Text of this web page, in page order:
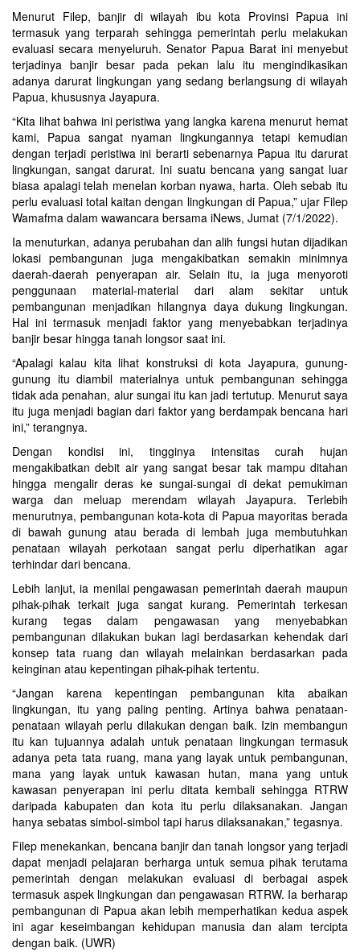
Menurut Filep, banjir di wilayah ibu kota Provinsi Papua ini
termasuk yang terparah sehingga pemerintah perlu melakukan
evaluasi secara menyeluruh. Senator Papua Barat ini menyebut
terjadinya banjir besar pada pekan lalu itu mengindikasikan
adanya darurat lingkungan yang sedang berlangsung di wilayah
Papua, khususnya Jayapura.
“Kita lihat bahwa ini peristiwa yang langka karena menurut hemat
kami, Papua sangat nyaman lingkungannya tetapi kemudian
dengan terjadi peristiwa ini berarti sebenarnya Papua itu darurat
lingkungan, sangat darurat. Ini suatu bencana yang sangat luar
biasa apalagi telah menelan korban nyawa, harta. Oleh sebab itu
perlu evaluasi total kaitan dengan lingkungan di Papua,” ujar Filep
Wamafma dalam wawancara bersama iNews, Jumat (7/1/2022).
Ia menuturkan, adanya perubahan dan alih fungsi hutan dijadikan
lokasi pembangunan juga mengakibatkan semakin minimnya
daerah-daerah penyerapan air. Selain itu, ia juga menyoroti
penggunaan material-material dari alam sekitar untuk
pembangunan menjadikan hilangnya daya dukung lingkungan.
Hal ini termasuk menjadi faktor yang menyebabkan terjadinya
banjir besar hingga tanah longsor saat ini.
“Apalagi kalau kita lihat konstruksi di kota Jayapura, gunung-
gunung itu diambil materialnya untuk pembangunan sehingga
tidak ada penahan, alur sungai itu kan jadi tertutup. Menurut saya
itu juga menjadi bagian dari faktor yang berdampak bencana hari
ini,” terangnya.
Dengan kondisi ini, tingginya intensitas curah hujan
mengakibatkan debit air yang sangat besar tak mampu ditahan
hingga mengalir deras ke sungai-sungai di dekat pemukiman
warga dan meluap merendam wilayah Jayapura. Terlebih
menurutnya, pembangunan kota-kota di Papua mayoritas berada
di bawah gunung atau berada di lembah juga membutuhkan
penataan wilayah perkotaan sangat perlu diperhatikan agar
terhindar dari bencana.
Lebih lanjut, ia menilai pengawasan pemerintah daerah maupun
pihak-pihak terkait juga sangat kurang. Pemerintah terkesan
kurang tegas dalam pengawasan yang menyebabkan
pembangunan dilakukan bukan lagi berdasarkan kehendak dari
konsep tata ruang dan wilayah melainkan berdasarkan pada
keinginan atau kepentingan pihak-pihak tertentu.
“Jangan karena kepentingan pembangunan kita abaikan
lingkungan, itu yang paling penting. Artinya bahwa penataan-
penataan wilayah perlu dilakukan dengan baik. Izin membangun
itu kan tujuannya adalah untuk penataan lingkungan termasuk
adanya peta tata ruang, mana yang layak untuk pembangunan,
mana yang layak untuk kawasan hutan, mana yang untuk
kawasan penyerapan ini perlu ditata kembali sehingga RTRW
daripada kabupaten dan kota itu perlu dilaksanakan. Jangan
hanya sebatas simbol-simbol tapi harus dilaksanakan,” tegasnya.
Filep menekankan, bencana banjir dan tanah longsor yang terjadi
dapat menjadi pelajaran berharga untuk semua pihak terutama
pemerintah dengan melakukan evaluasi di berbagai aspek
termasuk aspek lingkungan dan pengawasan RTRW. Ia berharap
pembangunan di Papua akan lebih memperhatikan kedua aspek
ini agar keseimbangan kehidupan manusia dan alam tercipta
dengan baik. (UWR)